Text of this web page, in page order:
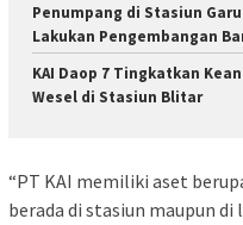
Penumpang di Stasiun
Lakukan Pengembangan
KAI Daop 7 Tingkatkan
Wesel di Stasiun Blitar
“PT KAI memiliki aset
berada di stasiun maupun